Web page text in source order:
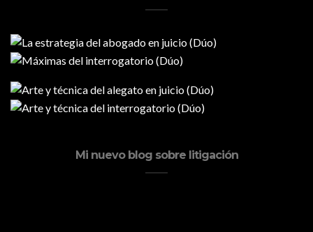
Mi nuevo blog sobre litigación